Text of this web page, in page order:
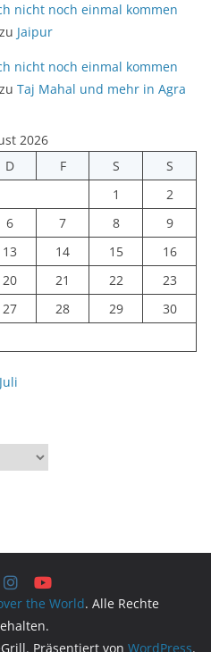
nicht noch einmal kommen
zu Jaipur
nicht noch einmal kommen
zu Taj Mahal und mehr in Agra
2026
D F S
S
1
2
6 7 8
9
13 14 15
16
20 21 22
23
27 28 29
30
the World. Alle Rechte
Präsentiert von WordPress.